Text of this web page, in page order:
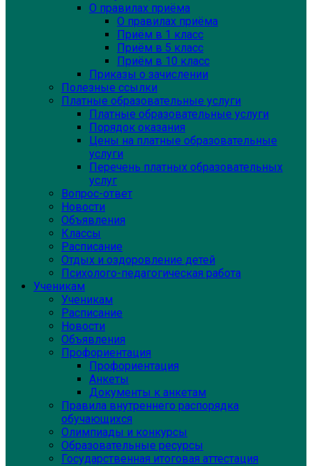
О правилах приёма
О правилах приёма
Приём в 1 класс
Приём в 5 класс
Приём в 10 класс
Приказы о зачислении
Полезные ссылки
Платные образовательные услуги
Платные образовательные услуги
Порядок оказания
Цены на платные образовательные
услуги
Перечень платных образовательных
услуг
Вопрос-ответ
Новости
Объявления
Классы
Расписание
Отдых и оздоровление детей
Психолого-педагогическая работа
Ученикам
Ученикам
Расписание
Новости
Объявления
Профориентация
Профориентация
Анкеты
Документы к анкетам
Правила внутреннего распорядка
обучающихся
Олимпиады и конкурсы
Образовательные ресурсы
Государственная итоговая аттестация